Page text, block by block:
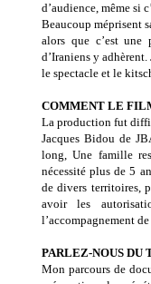
d’audience, même si
Beaucoup méprisent
alors que c’est
d’Iraniens y
le spectacle et le
COMMENT LE
La production fut
Jacques Bidou de
long, Une famille
nécessité plus de 5
de divers territoires,
avoir les
l’accompagnement
PARLEZ-NOUS DU
Mon parcours de